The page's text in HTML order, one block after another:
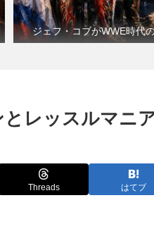
ジェフ・コブがWWE時代
とレッスルマニ
Threads はてブ